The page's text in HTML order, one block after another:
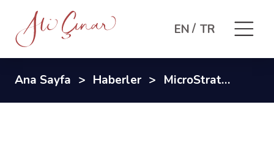
EN TR
Ana Sayfa Haberler MicroStrategy/Saylor: Dünyadaki herkesin 3 para birimine ihtiyacı var